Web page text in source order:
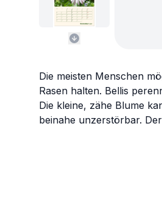
Die meisten Menschen
Rasen halten. Bellis
Die kleine, zähe Blume
beinahe unzerstörbar.